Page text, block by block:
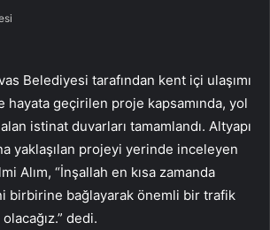
Belediyesi tarafından kent içi ulaşımı
hayata geçirilen proje kapsamında, yol
istinat duvarları tamamlandı. Altyapı
yaklaşılan projeyi yerinde inceleyen
Alım, “İnşallah en kısa zamanda
birbirine bağlayarak önemli bir trafik
dedi.